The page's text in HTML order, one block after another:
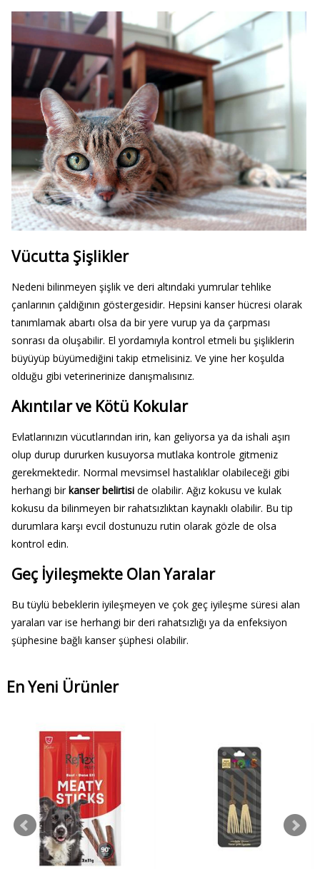
Vücutta Şişlikler
Nedeni bilinmeyen şişlik ve deri altındaki yumrular tehlike
çanlarının çaldığının göstergesidir. Hepsini kanser hücresi olarak
tanımlamak abartı olsa da bir yere vurup ya da çarpması
sonrası da oluşabilir. El yordamıyla kontrol etmeli bu şişliklerin
büyüyüp büyümediğini takip etmelisiniz. Ve yine her koşulda
olduğu gibi veterinerinize danışmalısınız.
Akıntılar ve Kötü Kokular
Evlatlarınızın vücutlarından irin, kan geliyorsa ya da ishali aşırı
olup durup dururken kusuyorsa mutlaka kontrole gitmeniz
gerekmektedir. Normal mevsimsel hastalıklar olabileceği gibi
herhangi bir kanser belirtiside olabilir. Ağız kokusu ve kulak
kokusu da bilinmeyen bir rahatsızlıktan kaynaklı olabilir. Bu tip
durumlara karşı evcil dostunuzu rutin olarak gözle de olsa
kontrol edin.
Geç İyileşmekte Olan Yaralar
Bu tüylü bebeklerin iyileşmeyen ve çok geç iyileşme süresi alan
yaraları var ise herhangi bir deri rahatsızlığı ya da enfeksiyon
şüphesine bağlı kanser şüphesi olabilir.
En Yeni Ürünler